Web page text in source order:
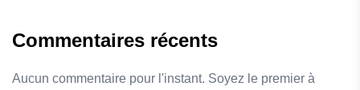
Commentaires récents
Aucun commentaire pour l'instant. Soyez le premier à